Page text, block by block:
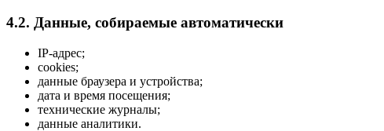
4.2. Данные, собираемые автоматически
IP-адрес;
cookies;
данные браузера и устройства;
дата и время посещения;
технические журналы;
данные аналитики.